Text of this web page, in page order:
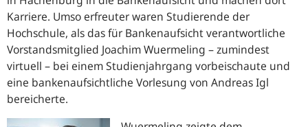
Karriere. Umso erfreuter waren Studierende der
Hochschule, als das für Bankenaufsicht verantwortliche
Vorstandsmitglied Joachim Wuermeling – zumindest
virtuell – bei einem Studienjahrgang vorbeischaute und
eine bankenaufsichtliche Vorlesung von Andreas Igl
bereicherte.